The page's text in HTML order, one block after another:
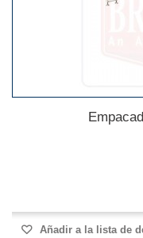
Añadir a la lista de